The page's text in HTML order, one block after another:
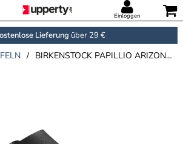
Einloggen
Lieferung über 29 €
/ BIRKENSTOCK PAPILLIO ARIZONA PLATFORM